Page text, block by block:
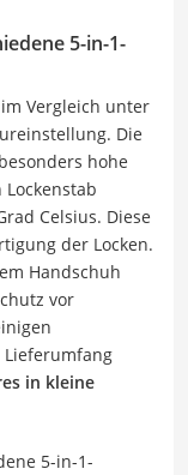
5-in-1-
Vergleich unter
Die
hohe
Celsius. Diese
der Locken.
Handschuh
vor
Lieferumfang
in kleine
5-in-1-